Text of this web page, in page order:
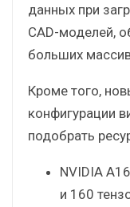
данных при
CAD-моделей,
больших
Кроме того,
конфигурации
подобрать
NVIDIA
и 160